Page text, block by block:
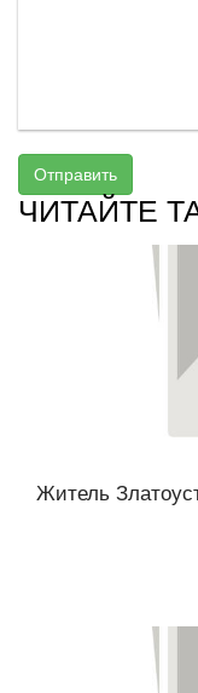
Отправить
ЧИТАЙТЕ
Житель